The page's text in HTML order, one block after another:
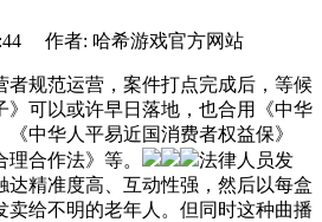
作者: 哈希游戏官方网站
规范运营，案件打点完成后，等候
》可以或许早日落地，也合用《中华
中华人平易近国消费者权益保》
理合作法》等。
法律人员发
达精准度高、互动性强，然后以每盒
卖给不明的老年人。但同时这种曲播